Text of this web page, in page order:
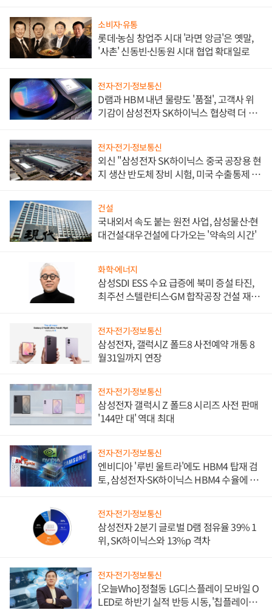
소비자·유통
롯데·농심 창업주 시대 '라면 앙금'은 옛말,
'사촌' 신동빈·신동원 시대 협업 확대일로
전자·전기·정보통신
D램과 HBM 내년 물량도 '품절', 고객사 위
기감이 삼성전자 SK하이닉스 협상력 더 키
전자·전기·정보통신
외신 "삼성전자 SK하이닉스 중국 공장용 현
지 생산 반도체 장비 시험, 미국 수출통제 대
건설
국내외서 속도 붙는 원전 사업, 삼성물산·현
대건설·대우건설에 다가오는 '약속의 시간'
화학·에너지
삼성SDI ESS 수요 급증에 북미 증설 타진,
최주선 스텔란티스·GM 합작공장 건설 재추
전자·전기·정보통신
삼성전자, 갤럭시Z 폴드8 사전예약 개통 8
월31일까지 연장
전자·전기·정보통신
삼성전자 갤럭시 Z 폴드8 시리즈 사전 판매
'144만 대' 역대 최대
전자·전기·정보통신
엔비디아 '루빈 울트라'에도 HBM4 탑재 검
토, 삼성전자·SK하이닉스 HBM4 수율에 주
전자·전기·정보통신
삼성전자 2분기 글로벌 D램 점유율 39% 1
위, SK하이닉스와 13%p 격차
전자·전기·정보통신
[오늘Who] 정철동 LG디스플레이 모바일 O
LED로 하반기 실적 반등 시동, '칩플레이